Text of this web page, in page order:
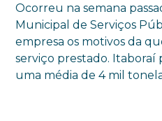
Ocorreu na semana
Municipal de Serviços
empresa os motivos da
serviço prestado.
uma média de 4 mil